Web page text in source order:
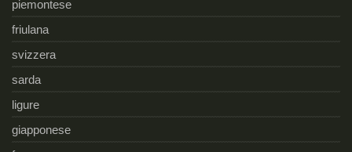
piemontese
friulana
svizzera
sarda
ligure
giapponese